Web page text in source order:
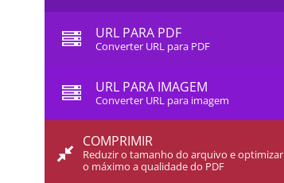
URL PARA PDF
Converter URL para PDF
URL PARA IMAGEM
Converter URL para imagem
COMPRIMIR
Reduzir o tamanho do arquivo e optimizar
o máximo a qualidade do PDF